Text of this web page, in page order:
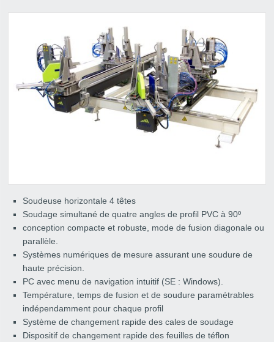
Soudeuse horizontale 4 têtes
Soudage simultané de quatre angles de profil PVC à 90º
conception compacte et robuste, mode de fusion diagonale ou
parallèle.
Systèmes numériques de mesure assurant une soudure de
haute précision.
PC avec menu de navigation intuitif (SE : Windows).
Température, temps de fusion et de soudure paramétrables
indépendamment pour chaque profil
Système de changement rapide des cales de soudage
Dispositif de changement rapide des feuilles de téflon